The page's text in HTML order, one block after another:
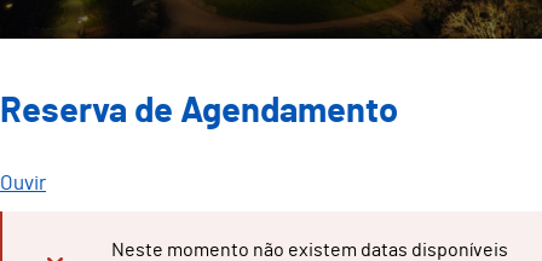
Reserva de Agendamento
Ouvir
Neste momento não existem datas disponíveis